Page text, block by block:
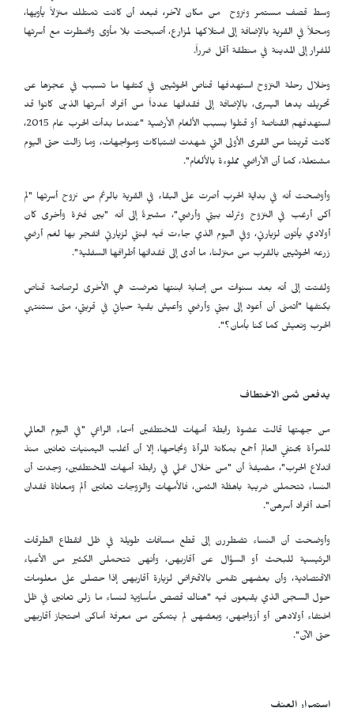
وسط قصف مستمر ونزوح من مكان لآخر، فبعد أن كانت تمتلك منزلاً يأويها،
ومحلاً في القرية بالإضافة إلى امتلاكها لمزارع، أصبحت بلا مأوى واضطرت مع أسرتها
للفرار إلى المدينة في منطقة أقل ضرراً.
وخلال رحلة النزوح استهدفها قناص الحوثيين في كتفها ما تسبب في عجزها عن
تحريك يدها اليسرى، بالإضافة إلى فقدانها عدداً من أفراد أسرتها الذين كانوا قد
استهدفهم القناصة أو قتلوا بسبب الألغام الأرضية "عندما بدأت الحرب عام 2015،
كانت قريتنا من القرى الأولى التي شهدت اشتباكات ومواجهات، وما زالت حتى اليوم
مشتعلة، كما أن الأراضي مملوءة بالألغام".
وأوضحت أنه في بداية الحرب أصرت على البقاء في القرية بالرغم من نزوح أسرتها "لم
أكن أرغب في النزوح وترك بيتي وأرضي"، مشيرةً إلى أنه "بين فترة وأخرى كان
أولادي يأتون لزيارتي، وفي اليوم الذي جاءت فيه ابنتي لزيارتي انفجر بها لغم أرضي
زرعه الحوثيين بالقرب من منزلنا، ما أدى إلى فقدانها أطرافها السفلية".
ولفتت إلى أنه بعد سنوات من إصابة ابنتها تعرضت هي الأخرى لرصاصة قناص
بكتفها "أتمنى أن أعود إلى بيتي وأرضي وأعيش بقية حياتي في قريتي، متى ستنتهي
الحرب ونعيش كما كنا بأمان؟".
يدفعن ثمن الاختطاف
من جهتها قالت عضوة رابطة أمهات المختطفين أسماء الراعي "في اليوم العالمي
للمرأة يحتفي العالم أجمع بمكانة المرأة ونجاحها، إلا أن أغلب اليمنيات تعانين منذ
اندلاع الحرب"، مضيفةً أن "من خلال عملي في رابطة أمهات المختطفين، وجدت أن
النساء تتحملن ضريبة باهظة الثمن، فالأمهات والزوجات تعانين ألم ومعاناة فقدان
أحد أفراد أسرهن".
وأوضحت أن النساء تضطررن إلى قطع مسافات طويلة في ظل انقطاع الطرقات
الرئيسية للبحث أو السؤال عن أقاربهن، وأنهن تتحملن الكثير من الأعباء
الاقتصادية، وأن بعضهن تقمن بالاقتراض لزيارة أقاربهن إذا حصلن على معلومات
حول السجن الذي يقبعون فيه "هناك قصص مأساوية لنساء ما زلن تعانين في ظل
اختفاء أولادهن أو أزواجهن، وبعضهن لم يتمكنّ من معرفة أماكن احتجاز أقاربهن
حتى الآن".